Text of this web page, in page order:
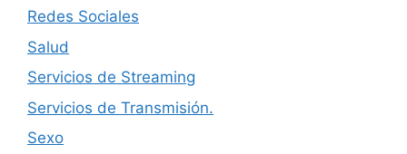
Redes Sociales
Salud
Servicios de Streaming
Servicios de Transmisión.
Sexo